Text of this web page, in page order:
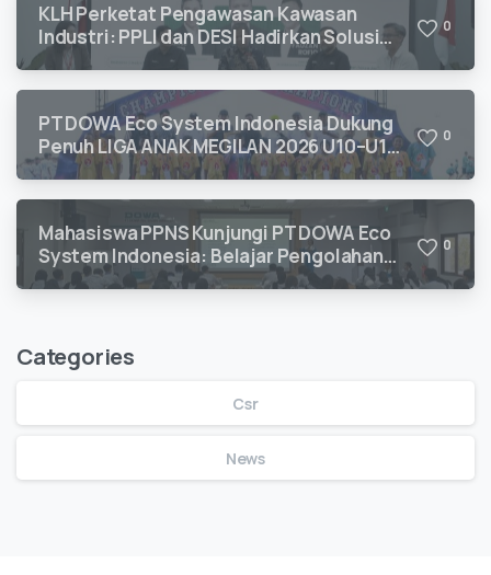
KLH Perketat Pengawasan Kawasan
Industri: PPLI dan DESI Hadirkan Solusi
Kepatuhan Lingkungan
0
PT DOWA Eco System Indonesia Dukung
Penuh LIGA ANAK MEGILAN 2026 U10–U12
untuk Pengembangan Talenta Sepak Bola
0
Mahasiswa PPNS Kunjungi PT DOWA Eco
System Indonesia: Belajar Pengolahan
Limbah B3 Langsung dari Ahlinya
0
Categories
Csr
News